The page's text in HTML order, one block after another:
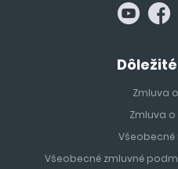
Zmluva
Zmluva
Všeobecné zmluvné